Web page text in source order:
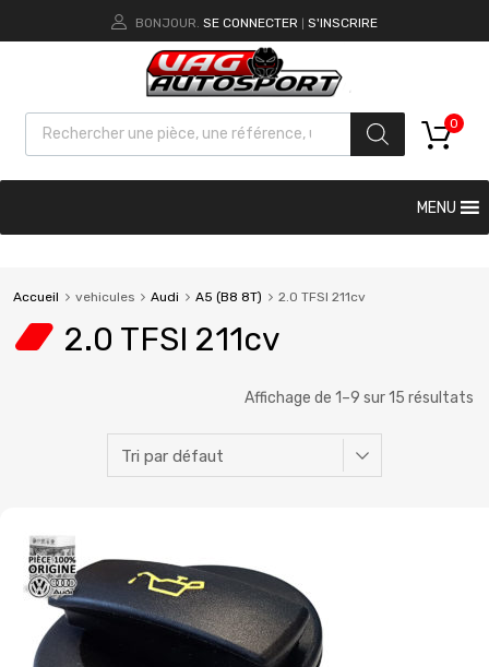
BONJOUR. SE CONNECTER S'INSCRIRE
0
MENU
Accueil vehicules Audi A5 (B8 8T) 2.0 TFSI 211cv
2.0 TFSI 211cv
Affichage de 1–9 sur 15 résultats